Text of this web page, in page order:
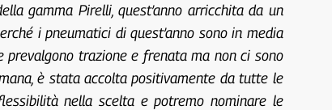
gamma Pirelli, quest’anno arricchita da un
i pneumatici di quest’anno sono in media
trazione e frenata ma non ci sono
è stata accolta positivamente da tutte le
nella scelta e potremo nominare le